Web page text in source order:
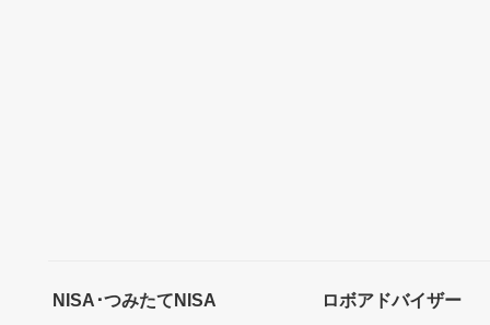
NISA･つみたてNISA ロボアドバイザー